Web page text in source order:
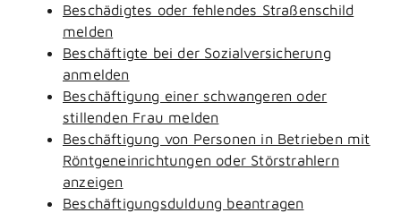
Beschädigtes oder fehlendes Straßenschild
melden
Beschäftigte bei der Sozialversicherung
anmelden
Beschäftigung einer schwangeren oder
stillenden Frau melden
Beschäftigung von Personen in Betrieben mit
Röntgeneinrichtungen oder Störstrahlern
anzeigen
Beschäftigungsduldung beantragen